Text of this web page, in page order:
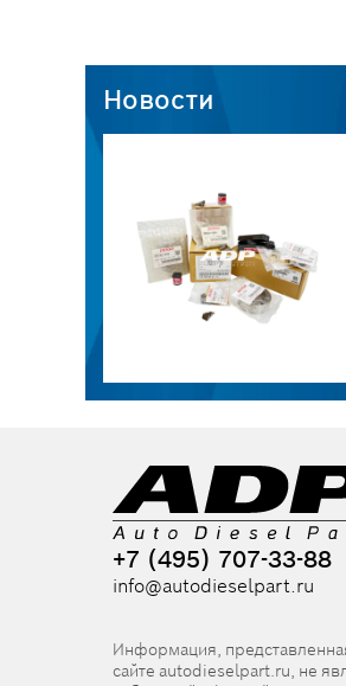
Новости
+7 (495) 707-33-88
info@autodieselpart.ru
Информация,
сайте autodieselpart.ru, не